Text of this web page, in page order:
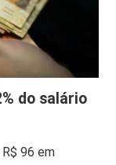
do salário
96 em